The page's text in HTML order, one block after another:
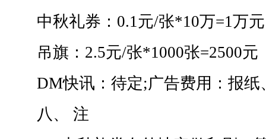
中秋礼券：0.1元/张*10万=1万元
吊旗：2.5元/张*1000张=2500元
DM快讯：待定;广告费用：报纸
八、 注